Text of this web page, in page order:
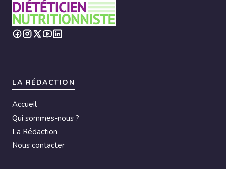
LA RÉDACTION
Accueil
Qui sommes-nous ?
La Rédaction
Nous contacter